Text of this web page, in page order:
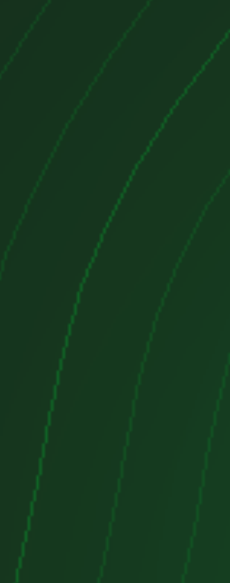
Cilindrada de admisión: 1200 cc
Cilindrada de escape: 1200 cc
Potencia máxima: 110 kW (150 CV) a
Par máximo: 320 Nm a 1750 rpm
Velocidad de giro: 2500 rpm
Consumo de combustible: 4.5-5.5
ciclo combinado)
Características técnicas
Bloque y cilindros: Bloque de
de aluminio
Cárter: Cárter de aceite con sistema
Sistema de inyección: Inyección
combustible con sistema de inyección
Sistema de ignición: Sistema de
encendido electrónico
Sistema de refrigeración: Sistema de
líquida con radiador y ventilador
Sistema de frenos: Sistema de frenos
freno en las cuatro ruedas y sistema de
Ventajas y desventajas
Ventajas:
que lo hace ideal para los conductores
motor que combine potencia y
ser más silencioso y suave que los
gasolina, lo que lo hace ideal para los